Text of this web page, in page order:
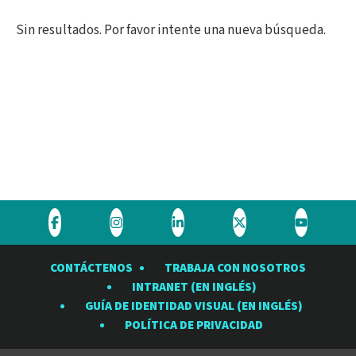
Sin resultados. Por favor intente una nueva búsqueda.
Visite
Observatorio
Visite
Observatorio
Rubin
en
Visite
Observatorio
Rubin
en
Visite
Observatorio
Rubin
en
Visite
Rubin
en
CONTÁCTENOS
TRABAJA CON NOSOTROS
INTRANET (EN INGLÉS)
GUÍA DE IDENTIDAD VISUAL (EN INGLÉS)
POLÍTICA DE PRIVACIDAD